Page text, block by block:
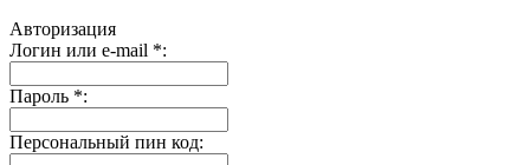
Авторизация
Логин или e-mail *:
Пароль *:
Персональный пин код: